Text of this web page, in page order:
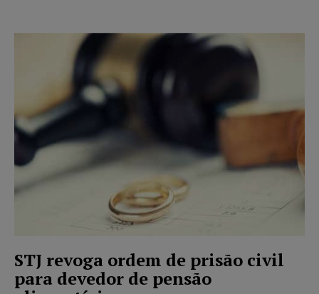
STJ revoga ordem de prisão civil
para devedor de pensão